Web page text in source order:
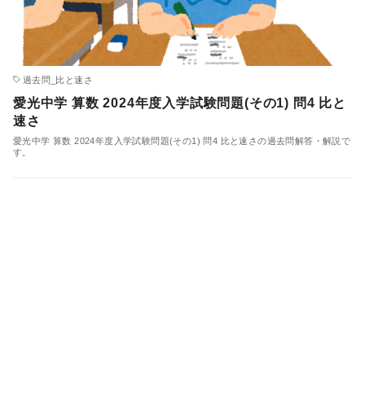
過去問_比と速さ
愛光中学 算数 2024年度入学試験問題(その1) 問4 比と
速さ
愛光中学 算数 2024年度入学試験問題(その1) 問4 比と速さの過去問解答・解説で
す。